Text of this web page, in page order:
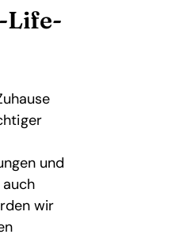
Life-
und
wir